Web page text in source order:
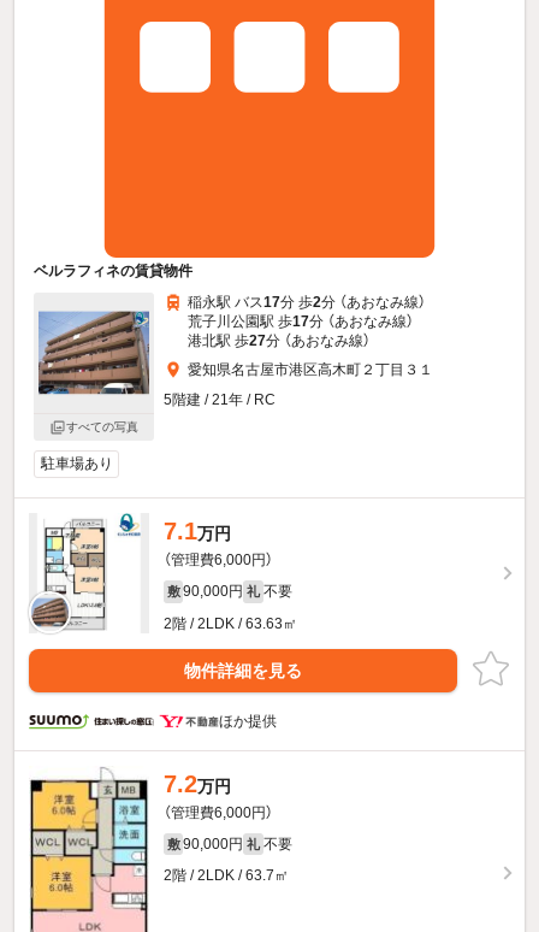
ベルラフィネの賃貸物件
すべての写真
稲永駅 バス17分 歩2分 （あおなみ線）
荒子川公園駅 歩17分 （あおなみ線）
港北駅 歩27分 （あおなみ線）
愛知県名古屋市港区高木町２丁目３１
5階建 / 21年 / RC
駐車場あり
7.1万円
（管理費6,000円）
敷 90,000円 礼 不要
2階 / 2LDK / 63.63㎡
物件詳細を見る
ほか提供
7.2万円
（管理費6,000円）
敷 90,000円 礼 不要
2階 / 2LDK / 63.7㎡